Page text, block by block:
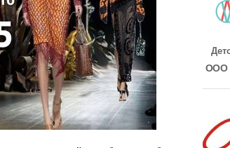
ООО